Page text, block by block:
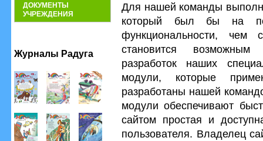
ДОКУМЕНТЫ
УЧРЕЖДЕНИЯ
Журналы Радуга
Для нашей команды
который был бы на
функциональности, чем
становится
разработок наших
модули, которые
разработаны нашей
модули обеспечивают
сайтом простая и
пользователя. Владелец